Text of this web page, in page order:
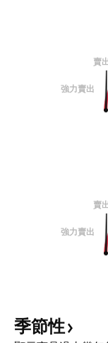
賣
強力賣出
賣
強力賣出
季節性